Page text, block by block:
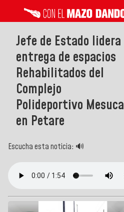
Jefe de Estado lidera
entrega de espacios
Rehabilitados del
Complejo
Polideportivo Mesuca
en Petare
Escucha esta noticia: 🔊